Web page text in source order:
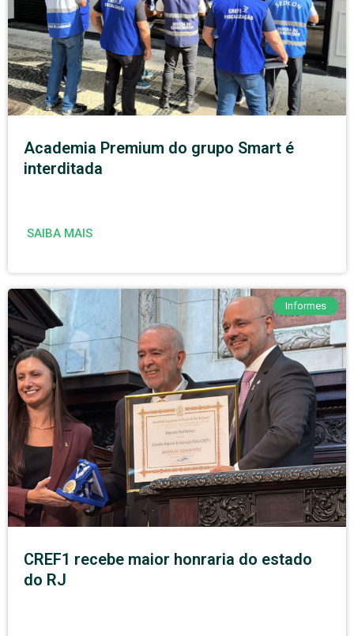
Academia Premium do grupo Smart é
interditada
SAIBA MAIS
Informes
CREF1 recebe maior honraria do estado
do RJ